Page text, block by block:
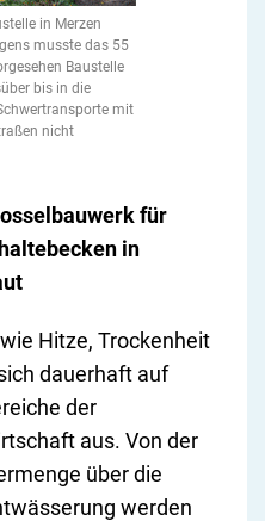
in Merzen
musste das 55
Baustelle
bis in die
mit
nicht
für
in
Hitze, Trockenheit
dauerhaft auf
der
aus. Von der
über die
werden